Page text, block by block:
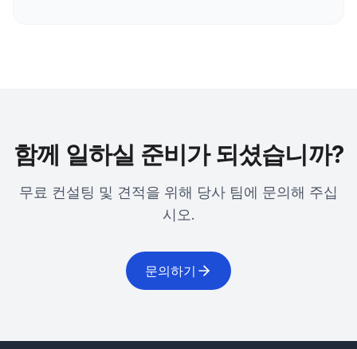
함께 일하실 준비가 되셨습니까?
무료 컨설팅 및 견적을 위해 당사 팀에 문의해 주십
시오.
문의하기